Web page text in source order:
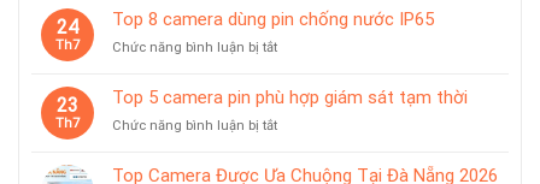
vàng
giá
từ
tiện
6
camera
có
sạc
24
Th7
Top 8 camera dùng pin chống nước IP65
Chức năng bình luận bị tắtở
8
camera
dùng
chống
23
Th7
Top 5 camera pin phù hợp giám sát tạm thời
Chức năng bình luận bị tắtở
5
Top Camera Được Ưa Chuộng Tại Đà Nẵng 2026